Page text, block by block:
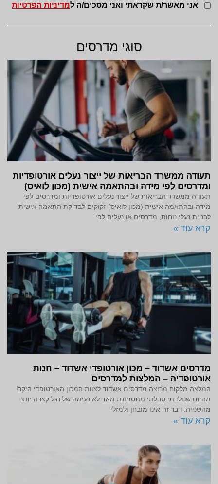
אני מאשר/ת שקראתי ואני מסכים/ה למדיניות הפרטיות
סוגי מדרסים
תעודה ממשרד הבריאות של ייצור נעלים אורטופדיות
ומדרסים לפי מידה ובהתאמה אישית (מכון לואיס)
תעודה ממשרד הבריאות של ייצור נעלים אורטופדיות ומדרסים לפי
מידה ובהתאמה אישית (מכון לואיס) זקוקים לבדיקת התאמה אישית
לבניית נעלי נוחות, מדרסים או נעלים לפי
קרא עוד »
מדרסים אשדוד – מכון אורטופדי אשדוד – חנות
אורטופדיה – המלצות למדרסים
המלצה מלקוח מרוצה מדרסים אשדוד לצוות המכון האורטופדי היקר!
מהיום שנולדתי סבלתי מתסמונת מאד לא נעימה של רגל קצרה יותר
מהשנייה. דבר זה אינו מובחן ולמזלי
קרא עוד »